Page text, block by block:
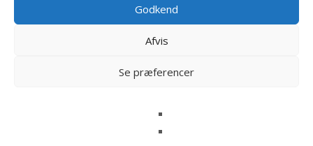
Godkend
Afvis
Se præferencer
Snemand – TY Bamser